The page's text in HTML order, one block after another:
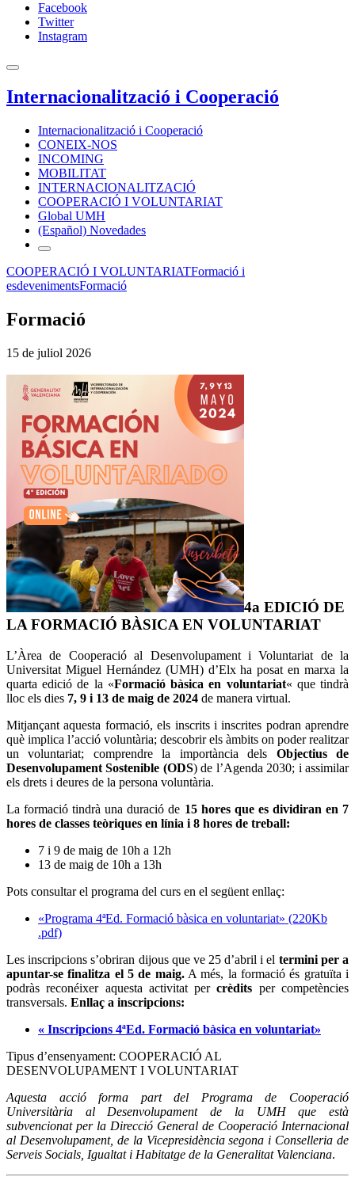
Facebook
Twitter
Instagram
Internacionalització i Cooperació
Internacionalització i Cooperació
CONEIX-NOS
INCOMING
MOBILITAT
INTERNACIONALITZACIÓ
COOPERACIÓ I VOLUNTARIAT
Global UMH
(Español) Novedades
COOPERACIÓ I VOLUNTARIATFormació i
esdevenimentsFormació
Formació
15 de juliol 2026
4a EDICIÓ DE
LA FORMACIÓ BÀSICA EN VOLUNTARIAT
L’Àrea de Cooperació al Desenvolupament i Voluntariat de la
Universitat Miguel Hernández (UMH) d’Elx ha posat en marxa la
quarta edició de la «Formació bàsica en voluntariat« que tindrà
lloc els dies 7, 9 i 13 de maig de 2024 de manera virtual.
Mitjançant aquesta formació, els inscrits i inscrites podran aprendre
què implica l’acció voluntària; descobrir els àmbits on poder realitzar
un voluntariat; comprendre la importància dels Objectius de
Desenvolupament Sostenible (ODS) de l’Agenda 2030; i assimilar
els drets i deures de la persona voluntària.
La formació tindrà una duració de 15 hores que es dividiran en 7
hores de classes teòriques en línia i 8 hores de treball:
7 i 9 de maig de 10h a 12h
13 de maig de 10h a 13h
Pots consultar el programa del curs en el següent enllaç:
«Programa 4ªEd. Formació bàsica en voluntariat» (220Kb
.pdf)
Les inscripcions s’obriran dijous que ve 25 d’abril i el termini per a
apuntar-se finalitza el 5 de maig.A més, la formació és gratuïta i
podràs reconéixer aquesta activitat percrèdits per competències
transversals. Enllaç a inscripcions:
« Inscripcions 4ªEd. Formació bàsica en voluntariat»
Tipus d’ensenyament: COOPERACIÓ AL
DESENVOLUPAMENT I VOLUNTARIAT
Aquesta acció forma part del Programa de Cooperació
Universitària al Desenvolupament de la UMH que està
subvencionat per la Direcció General de Cooperació Internacional
al Desenvolupament, de la Vicepresidència segona i Conselleria de
Serveis Socials, Igualtat i Habitatge de la Generalitat Valenciana.